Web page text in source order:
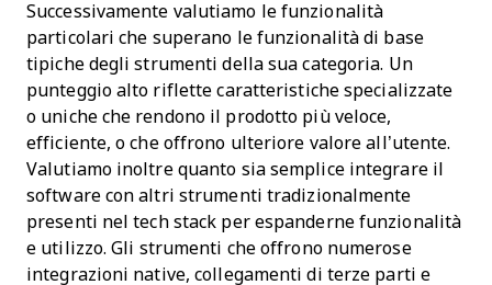
Successivamente valutiamo le funzionalità
particolari che superano le funzionalità di base
tipiche degli strumenti della sua categoria. Un
punteggio alto riflette caratteristiche specializzate
o uniche che rendono il prodotto più veloce,
efficiente, o che offrono ulteriore valore all’utente.
Valutiamo inoltre quanto sia semplice integrare il
software con altri strumenti tradizionalmente
presenti nel tech stack per espanderne funzionalità
e utilizzo. Gli strumenti che offrono numerose
integrazioni native, collegamenti di terze parti e